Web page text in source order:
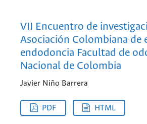
VII Encuentro de
Asociación Colombiana de
endodoncia Facultad de
Nacional de Colombia
Javier Niño Barrera
PDF HTML